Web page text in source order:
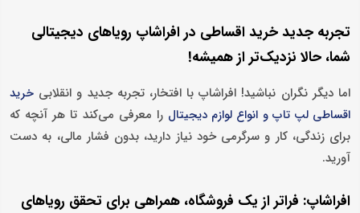
تجربه جدید خرید اقساطی در افراشاپ رویاهای دیجیتالی
شما، حالا نزدیک‌تر از همیشه!
اما دیگر نگران نباشید! افراشاپ با افتخار، تجربه جدید و انقلابی خرید
اقساطی لپ تاپ و انواع لوازم دیجیتال را معرفی می‌کند تا هر آنچه که
برای زندگی، کار و سرگرمی خود نیاز دارید، بدون فشار مالی، به دست
آورید.
افراشاپ: فراتر از یک فروشگاه، همراهی برای تحقق رویاهای